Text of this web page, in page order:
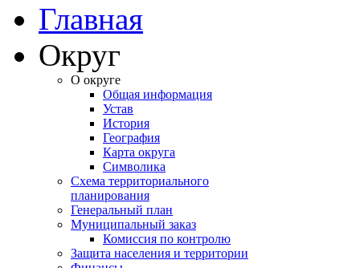
Главная
Округ
О округе
Общая информация
Устав
История
География
Карта округа
Символика
Схема территориального
планирования
Генеральный план
Муниципальный заказ
Комиссия по контролю
Защита населения и территории